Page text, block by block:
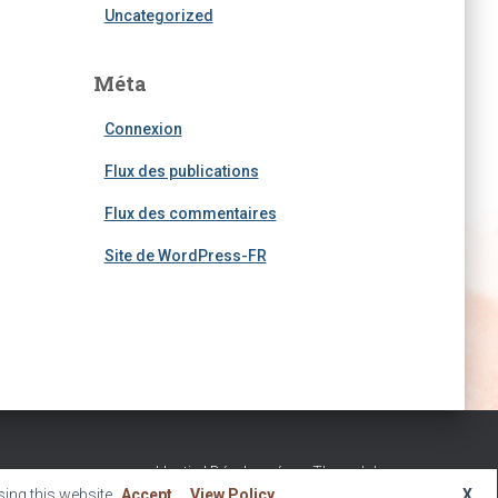
Uncategorized
Méta
Connexion
Flux des publications
Flux des commentaires
Site de WordPress-FR
Hestia | Développé parThemeIsle